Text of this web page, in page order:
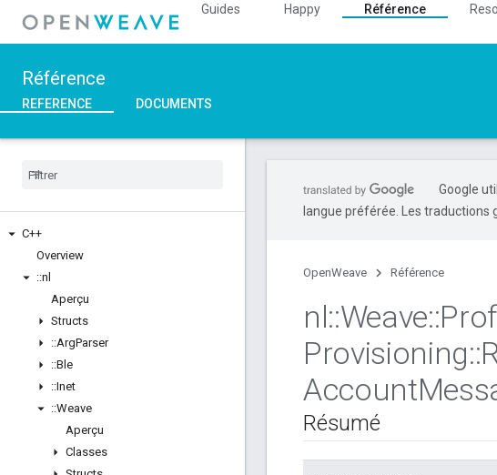
Guides Happy Référence
Référence
REFERENCE DOCUMENTS
C++
Overview
::nl
Aperçu
Structs
::ArgParser
::Ble
::Inet
::Weave
Aperçu
Classes
Google
langue préférée. Les traductions
OpenWeave Référence
nl::Weave::
Provisioning::
Account
Résumé